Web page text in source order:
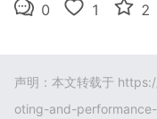
0 1 2
声明：本文转载于
oting-and-